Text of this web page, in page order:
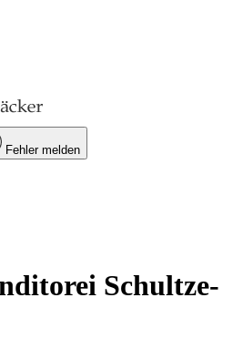
Fehler melden
Schultze-